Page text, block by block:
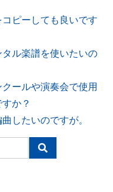
ピーしても良いです
ル楽譜を使いたいの
ールや演奏会で使用
か？
したいのですが。